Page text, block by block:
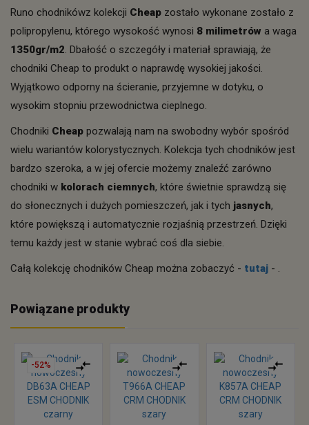
Runo chodnikówz kolekcji Cheap zostało wykonane zostało z
polipropylenu, którego wysokość wynosi 8 milimetrów a waga
1350gr/m2. Dbałość o szczegóły i materiał sprawiają, że
chodniki Cheap to produkt o naprawdę wysokiej jakości.
Wyjątkowo odporny na ścieranie, przyjemne w dotyku, o
wysokim stopniu przewodnictwa cieplnego.
Chodniki Cheap pozwalają nam na swobodny wybór spośród
wielu wariantów kolorystycznych. Kolekcja tych chodników jest
bardzo szeroka, a w jej ofercie możemy znaleźć zarówno
chodniki w kolorach ciemnych, które świetnie sprawdzą się
do słonecznych i dużych pomieszczeń, jak i tych jasnych,
które powiększą i automatycznie rozjaśnią przestrzeń. Dzięki
temu każdy jest w stanie wybrać coś dla siebie.
Całą kolekcję chodników Cheap można zobaczyć - tutaj - .
Powiązane produkty
-52%